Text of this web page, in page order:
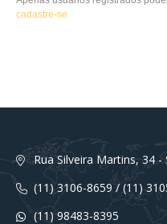
cadastre-se
Rua Silveira Martins, 34 -
(11) 3106-8659 / (11)
(11) 98483-8395